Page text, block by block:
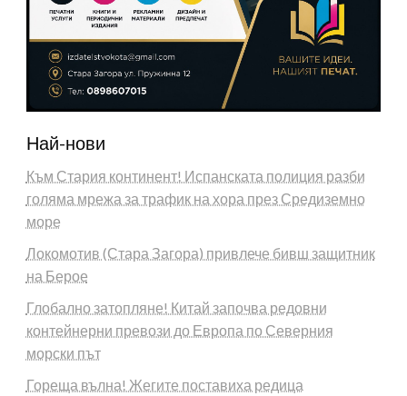
Най-нови
Към Стария континент! Испанската полиция разби
голяма мрежа за трафик на хора през Средиземно
море
Локомотив (Стара Загора) привлече бивш защитник
на Берое
Глобално затопляне! Китай започва редовни
контейнерни превози до Европа по Северния
морски път
Гореща вълна! Жегите поставиха редица